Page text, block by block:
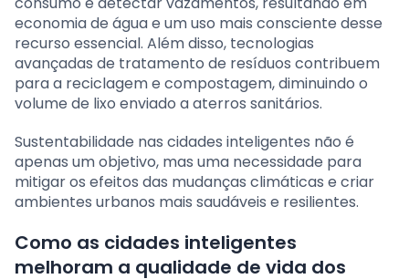
economia de água e um uso mais consciente desse
recurso essencial. Além disso, tecnologias
avançadas de tratamento de resíduos contribuem
para a reciclagem e compostagem, diminuindo o
volume de lixo enviado a aterros sanitários.
Sustentabilidade nas cidades inteligentes não é
apenas um objetivo, mas uma necessidade para
mitigar os efeitos das mudanças climáticas e criar
ambientes urbanos mais saudáveis e resilientes.
Como as cidades inteligentes
melhoram a qualidade de vida dos